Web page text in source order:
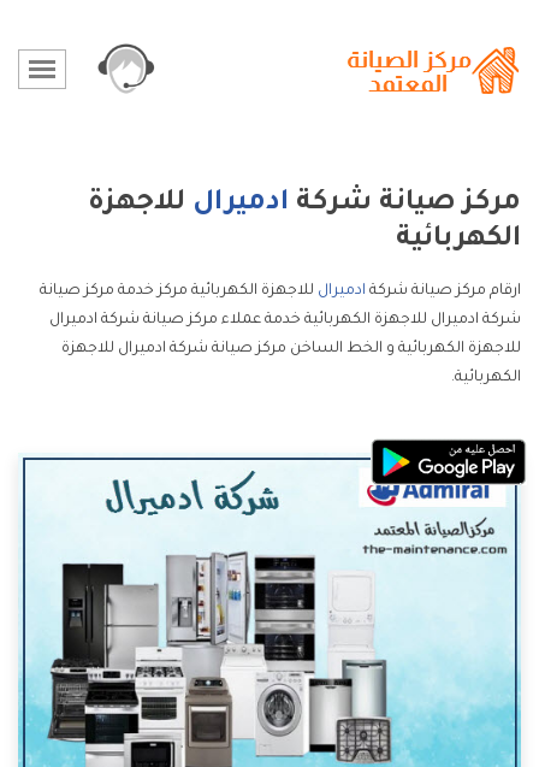
مركز صيانة شركة ادميرال للاجهزة
الكهربائية
ارقام مركز صيانة شركة ادميرال للاجهزة الكهربائية مركز خدمة مركز صيانة
شركة ادميرال للاجهزة الكهربائية خدمة عملاء مركز صيانة شركة ادميرال
للاجهزة الكهربائية و الخط الساخن مركز صيانة شركة ادميرال للاجهزة
الكهربائية.